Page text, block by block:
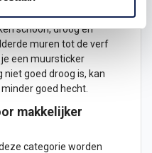
schoon, droog en
muren tot de verf
een muursticker
niet goed droog is, kan
goed hecht.
makkelijker
categorie worden